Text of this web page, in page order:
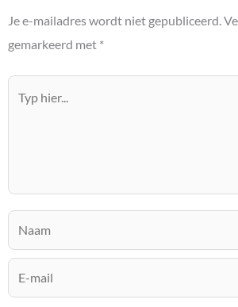
Je e-mailadres wordt niet gepubliceerd.
gemarkeerd met *
hier...
mail